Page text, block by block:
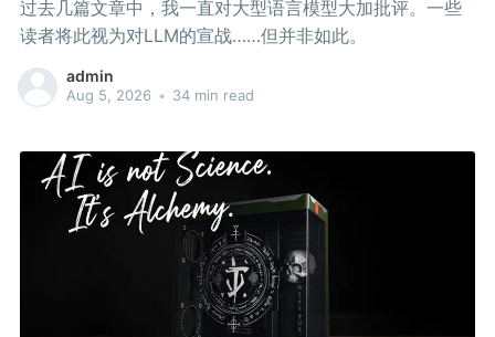
过去几篇文章中，我一直对大型语言模型大加批评。一些
读者将此视为对LLM的宣战……但并非如此。
admin
Aug 5, 2026 • 34 min read